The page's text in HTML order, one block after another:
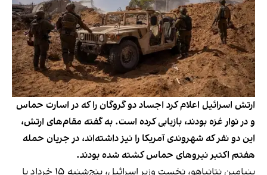
ارتش اسرائیل اعلام کرد اجساد دو گروگان را که در اسارت حماس
و در نوار غزه بودند، بازیابی کرده است. به گفته مقام‌های ارتش،
این دو نفر که شهروندی آمریکا را نیز داشته‌اند، در جریان حمله
هفتم اکتبر نیروهای حماس کشته شده بودند.
بنیامین نتانیاهو، نخست وزیر اسرائیل، پنج‌شنبه ۱۵ خرداد با